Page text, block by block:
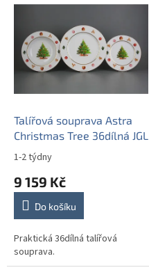
Talířová souprava Astra
Christmas Tree 36dílná JGL
1-2 týdny
9 159 Kč
Do košíku
Praktická 36dílná talířová
souprava.